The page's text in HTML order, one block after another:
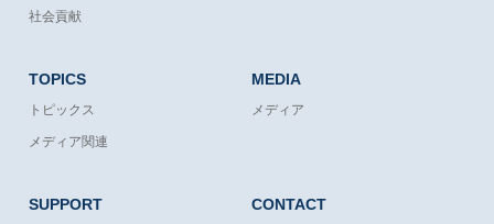
社会貢献
TOPICS
トピックス
メディア関連
MEDIA
メディア
SUPPORT CONTACT